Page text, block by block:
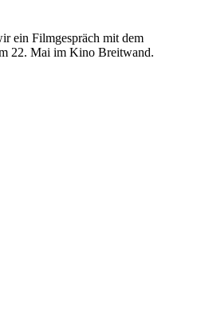
ein Filmgespräch mit dem
22. Mai im Kino Breitwand.